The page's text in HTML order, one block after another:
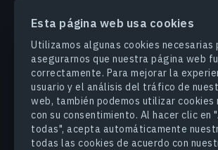
Esta página web usa cookies
Utilizamos algunas cookies necesarias
asegurarnos que nuestra página web
correctamente. Para mejorar la
usuario y el análisis del tráfico de
web, también podemos utilizar cookies
con su consentimiento. Al hacer clic en
todas", acepta automáticamente
todas las cookies de acuerdo con
PRODUCTOS Y SOLUCIONES
INDUSTRIAS
COMPANY